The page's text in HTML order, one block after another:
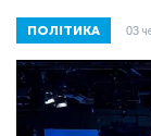
ПОЛІТИКА 03